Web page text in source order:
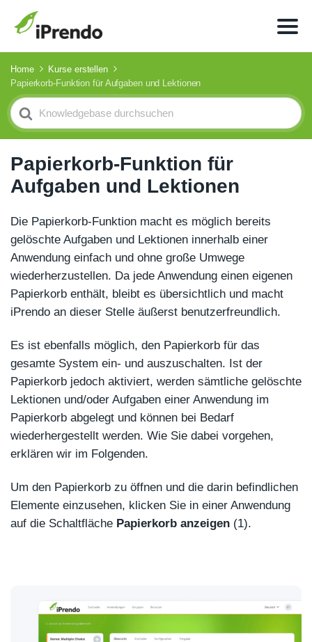
Home
Kurse erstellen
Papierkorb-Funktion für Aufgaben und Lektionen
Search
For
Papierkorb-Funktion für
Aufgaben und Lektionen
Die Papierkorb-Funktion macht es möglich bereits
gelöschte Aufgaben und Lektionen innerhalb einer
Anwendung einfach und ohne große Umwege
wiederherzustellen. Da jede Anwendung einen eigenen
Papierkorb enthält, bleibt es übersichtlich und macht
iPrendo an dieser Stelle äußerst benutzerfreundlich.
Es ist ebenfalls möglich, den Papierkorb für das
gesamte System ein- und auszuschalten. Ist der
Papierkorb jedoch aktiviert, werden sämtliche gelöschte
Lektionen und/oder Aufgaben einer Anwendung im
Papierkorb abgelegt und können bei Bedarf
wiederhergestellt werden. Wie Sie dabei vorgehen,
erklären wir im Folgenden.
Um den Papierkorb zu öffnen und die darin befindlichen
Elemente einzusehen, klicken Sie in einer Anwendung
auf die Schaltfläche Papierkorb anzeigen (1).